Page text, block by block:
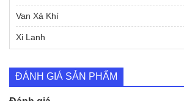
Van Xả Khí
Xi Lanh
ĐÁNH GIÁ SẢN PHẨM